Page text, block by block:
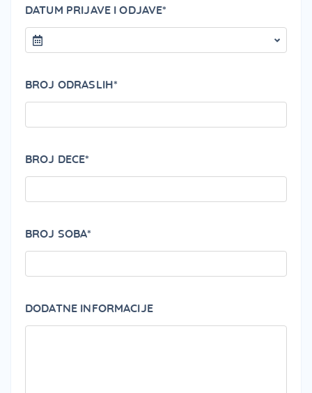
DATUM PRIJAVE I ODJAVE*
BROJ ODRASLIH*
BROJ DECE*
BROJ SOBA*
DODATNE INFORMACIJE